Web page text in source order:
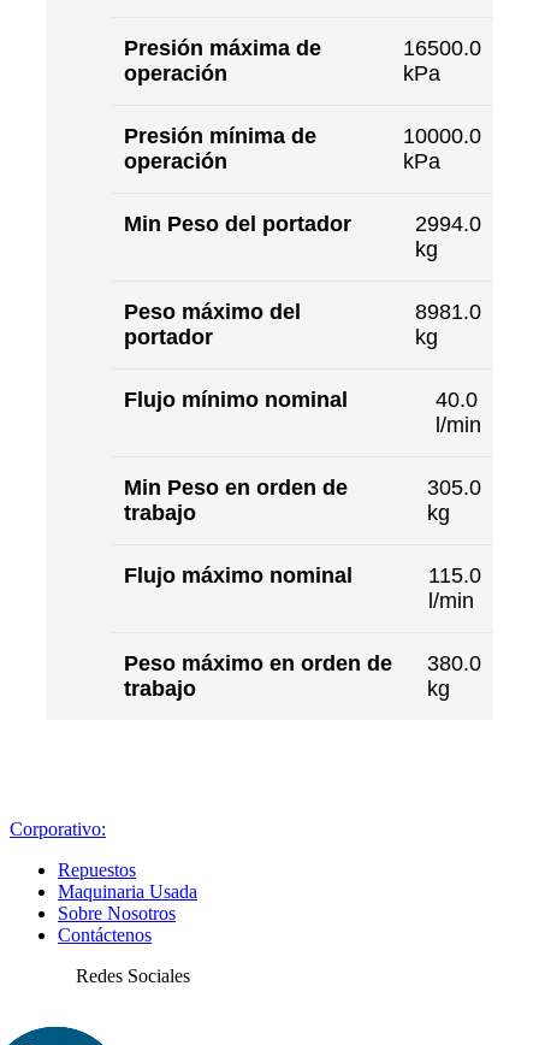
Presión máxima de
operación
16500.0
kPa
Presión mínima de
operación
10000.0
kPa
Min Peso del portador
2994.0
kg
Peso máximo del
portador
8981.0
kg
Flujo mínimo nominal
40.0
l/min
Min Peso en orden de
trabajo
305.0
kg
Flujo máximo nominal
115.0
l/min
Peso máximo en orden de
trabajo
380.0
kg
Corporativo:
Repuestos
Maquinaria Usada
Sobre Nosotros
Contáctenos
Redes Sociales